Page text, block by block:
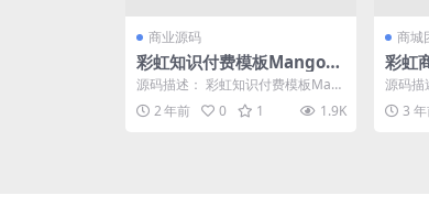
商业源码
彩虹知识付费模板MangoA
全开源包含秒杀/抽奖
源码描述： 彩虹知识付费模板Man
goA全开源包含秒杀/抽奖 搭建了
下，可以正常...
2 年前 0 1 1.9K
商城
彩虹
级分
源码描
二级分
局自定
3